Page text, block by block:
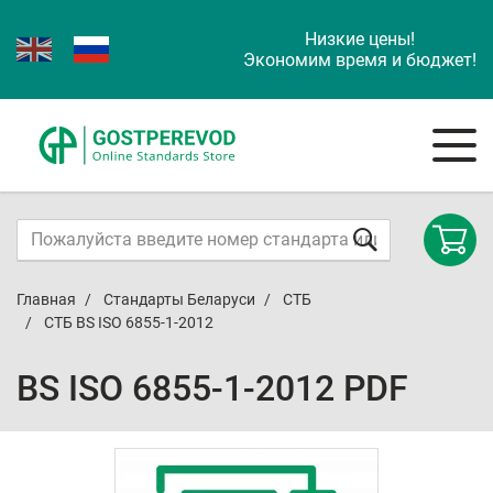
Низкие цены!
Экономим время и бюджет!
Главная Стандарты Беларуси
СТБ
СТБ BS ISO 6855-1-2012
BS ISO 6855-1-2012 PDF